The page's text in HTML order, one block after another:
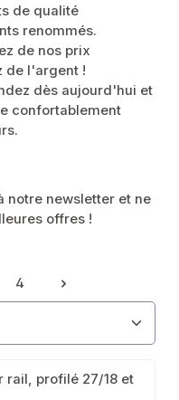
de qualité
renommés.
de nos prix
de l'argent !
dès aujourd'hui et
confortablement
notre newsletter et ne
offres !
Page
4